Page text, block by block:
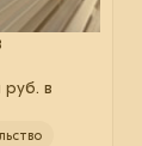
руб. в